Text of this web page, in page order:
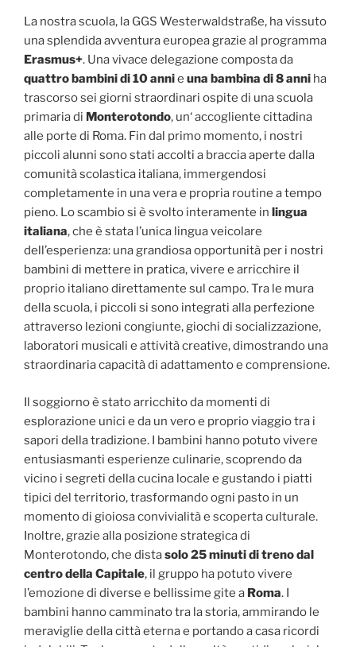
La nostra scuola, la GGS Westerwaldstraße, ha vissuto
una splendida avventura europea grazie al programma
Erasmus+. Una vivace delegazione composta da
quattro bambini di 10 annie una bambina di 8 anni ha
trascorso sei giorni straordinari ospite di una scuola
primaria di Monterotondo, un‘ accogliente cittadina
alle porte di Roma. Fin dal primo momento, i nostri
piccoli alunni sono stati accolti a braccia aperte dalla
comunità scolastica italiana, immergendosi
completamente in una vera e propria routine a tempo
pieno. Lo scambio si è svolto interamente in lingua
italiana, che è stata l’unica lingua veicolare
dell’esperienza: una grandiosa opportunità per i nostri
bambini di mettere in pratica, vivere e arricchire il
proprio italiano direttamente sul campo. Tra le mura
della scuola, i piccoli si sono integrati alla perfezione
attraverso lezioni congiunte, giochi di socializzazione,
laboratori musicali e attività creative, dimostrando una
straordinaria capacità di adattamento e comprensione.
Il soggiorno è stato arricchito da momenti di
esplorazione unici e da un vero e proprio viaggio tra i
sapori della tradizione. I bambini hanno potuto vivere
entusiasmanti esperienze culinarie, scoprendo da
vicino i segreti della cucina locale e gustando i piatti
tipici del territorio, trasformando ogni pasto in un
momento di gioiosa convivialità e scoperta culturale.
Inoltre, grazie alla posizione strategica di
Monterotondo, che distasolo 25 minuti di treno dal
centro della Capitale, il gruppo ha potuto vivere
l’emozione di diverse e bellissime gite a Roma. I
bambini hanno camminato tra la storia, ammirando le
meraviglie della città eterna e portando a casa ricordi